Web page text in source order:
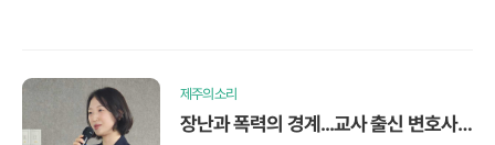
제주의소리
장난과 폭력의 경계...교사 출신 변호사